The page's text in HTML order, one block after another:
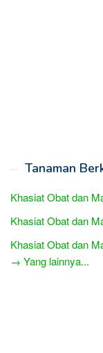
Tanaman
Khasiat Obat dan
Khasiat Obat dan
Khasiat Obat dan
→ Yang lainnya...